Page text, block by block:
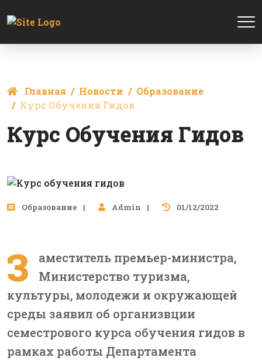
Главная Новости
Образование
Курс Обучения Гидов
Курс Обучения Гидов
Образование Admin 01/12/2022
З
аместитель премьер-министра,
Министерство туризма,
культуры, молодежи и окружающей
среды заявил об организвции
семестрового курса обучения гидов в
рамках работы Департамента